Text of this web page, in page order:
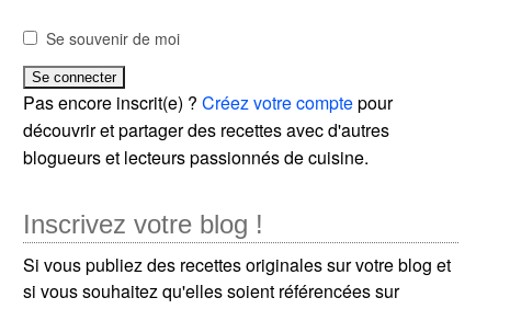
Se souvenir de moi
Pas encore inscrit(e) ?Créez votre comptepour
découvrir et partager des recettes avec d'autres
blogueurs et lecteurs passionnés de cuisine.
Inscrivez votre blog !
Si vous publiez des recettes originales sur votre blog et
si vous souhaitez qu'elles soient référencées sur